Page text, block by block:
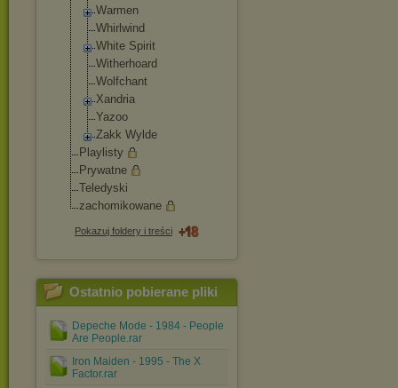
Warmen
Whirlwind
White Spirit
Witherhoard
Wolfchant
Xandria
Yazoo
Zakk Wylde
Playlisty
Prywatne
Teledyski
zachomikowane
Pokazuj foldery i treści
Ostatnio pobierane pliki
Depeche Mode - 1984 - People
Are People.rar
Iron Maiden - 1995 - The X
Factor.rar